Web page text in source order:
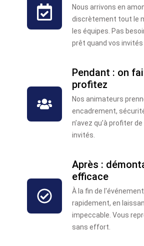
Nous arrivons en
discrètement tout le
les équipes. Pas
prêt quand vos
Pendant : on
profitez
Nos animateurs
encadrement,
n’avez qu’à profiter
invités.
Après :
efficace
À la fin de
rapidement, en
impeccable. Vous
sans effort.